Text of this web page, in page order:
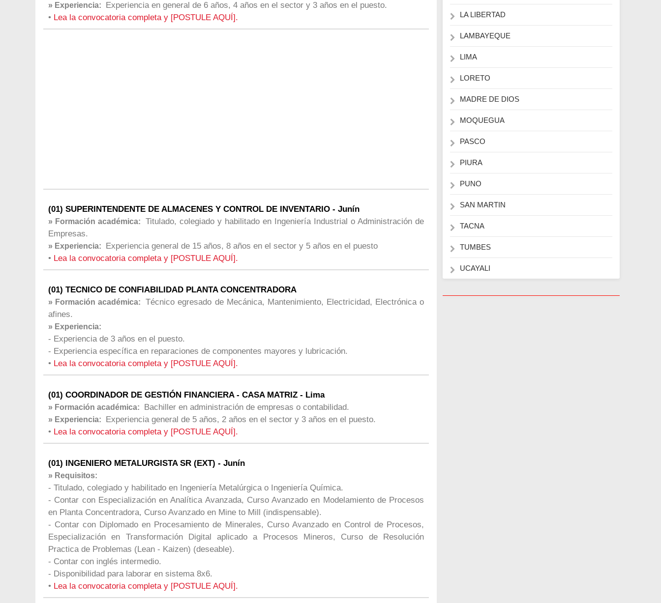
» Experiencia:
Experiencia en general de 6 años, 4 años en el sector y 3 años en el puesto.
• Lea la convocatoria completa y [POSTULE AQUÍ].
(01) SUPERINTENDENTE DE ALMACENES Y CONTROL DE INVENTARIO - Junín
» Formación académica:
Titulado, colegiado y habilitado en Ingeniería Industrial o Administración de
Empresas.
» Experiencia:
Experiencia general de 15 años, 8 años en el sector y 5 años en el puesto
• Lea la convocatoria completa y [POSTULE AQUÍ].
(01) TECNICO DE CONFIABILIDAD PLANTA CONCENTRADORA
» Formación académica:
Técnico egresado de Mecánica, Mantenimiento, Electricidad, Electrónica o
afines.
» Experiencia:
- Experiencia de 3 años en el puesto.
- Experiencia específica en reparaciones de componentes mayores y lubricación.
• Lea la convocatoria completa y [POSTULE AQUÍ].
(01) COORDINADOR DE GESTIÓN FINANCIERA - CASA MATRIZ - Lima
» Formación académica: Bachiller en administración de empresas o contabilidad.
» Experiencia:
Experiencia general de 5 años, 2 años en el sector y 3 años en el puesto.
• Lea la convocatoria completa y [POSTULE AQUÍ].
(01) INGENIERO METALURGISTA SR (EXT) - Junín
» Requisitos:
- Titulado, colegiado y habilitado en Ingeniería Metalúrgica o Ingeniería Química.
- Contar con Especialización en Analítica Avanzada, Curso Avanzado en Modelamiento de Procesos
en Planta Concentradora, Curso Avanzado en Mine to Mill (indispensable).
- Contar con Diplomado en Procesamiento de Minerales, Curso Avanzado en Control de Procesos,
Especialización en Transformación Digital aplicado a Procesos Mineros, Curso de Resolución
Practica de Problemas (Lean - Kaizen) (deseable).
- Contar con inglés intermedio.
- Disponibilidad para laborar en sistema 8x6.
• Lea la convocatoria completa y [POSTULE AQUÍ].
LA LIBERTAD
LAMBAYEQUE
LIMA
LORETO
MADRE DE DIOS
MOQUEGUA
PASCO
PIURA
PUNO
SAN MARTIN
TACNA
TUMBES
UCAYALI